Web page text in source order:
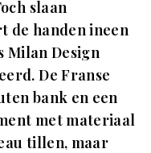
slaan
de handen ineen
Milan Design
De Franse
bank en een
met materiaal
tillen, maar